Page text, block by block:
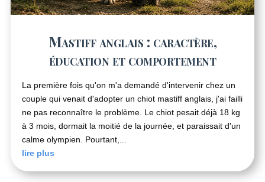
Mastiff anglais : caractère,
éducation et comportement
La première fois qu'on m'a demandé d'intervenir chez un
couple qui venait d'adopter un chiot mastiff anglais, j'ai failli
ne pas reconnaître le problème. Le chiot pesait déjà 18 kg
à 3 mois, dormait la moitié de la journée, et paraissait d'un
calme olympien. Pourtant,...
lire plus